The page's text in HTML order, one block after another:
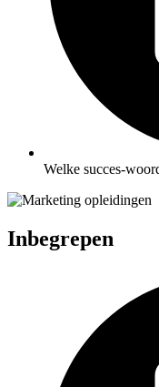
Welke succes-
Inbegrepen